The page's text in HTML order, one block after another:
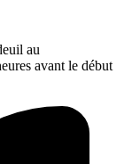
au
avant le début